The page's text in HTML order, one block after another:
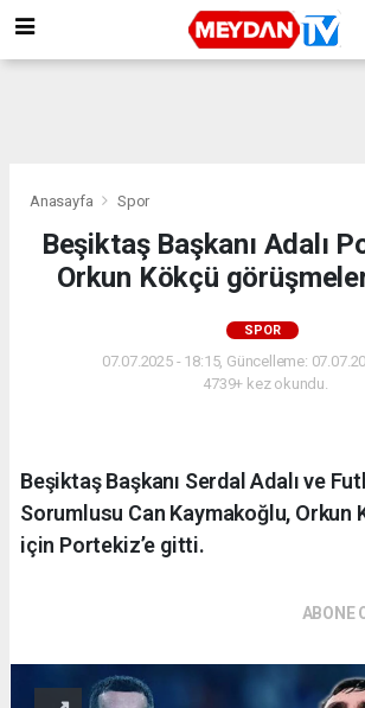
Anasayfa Spor
Beşiktaş Başkanı Adalı
Orkun Kökçü
SPOR
07.07.2025 - 18:15, Güncelleme:
4739+ kez okundu.
Beşiktaş Başkanı Serdal Adalı ve
Sorumlusu Can Kaymakoğlu, Orkun
için Portekiz’e gitti.
ABONE